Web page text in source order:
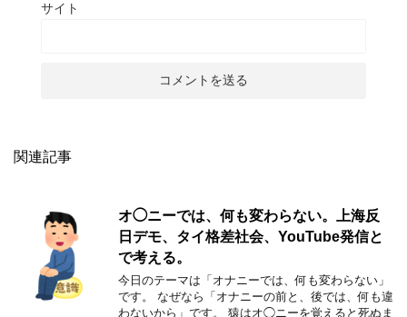
サイト
関連記事
オ◯ニーでは、何も変わらない。上海反
日デモ、タイ格差社会、YouTube発信と
で考える。
今日のテーマは「オナニーでは、何も変わらない」
です。 なぜなら「オナニーの前と、後では、何も違
わないから」です。 猿はオ◯ニーを覚えると死ぬま